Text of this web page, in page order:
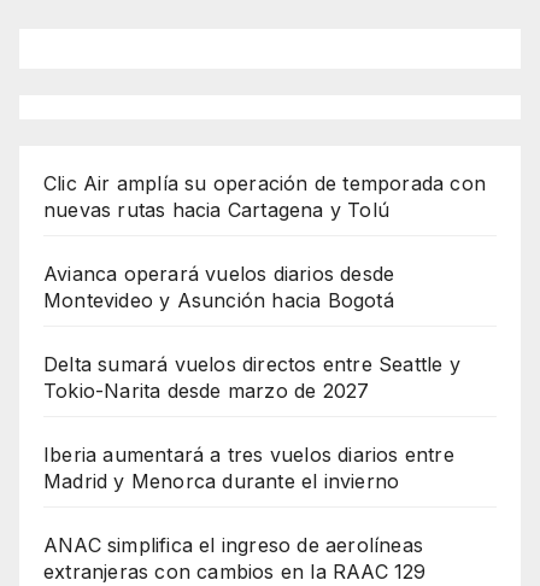
Clic Air amplía su operación de temporada con
nuevas rutas hacia Cartagena y Tolú
Avianca operará vuelos diarios desde
Montevideo y Asunción hacia Bogotá
Delta sumará vuelos directos entre Seattle y
Tokio-Narita desde marzo de 2027
Iberia aumentará a tres vuelos diarios entre
Madrid y Menorca durante el invierno
ANAC simplifica el ingreso de aerolíneas
extranjeras con cambios en la RAAC 129